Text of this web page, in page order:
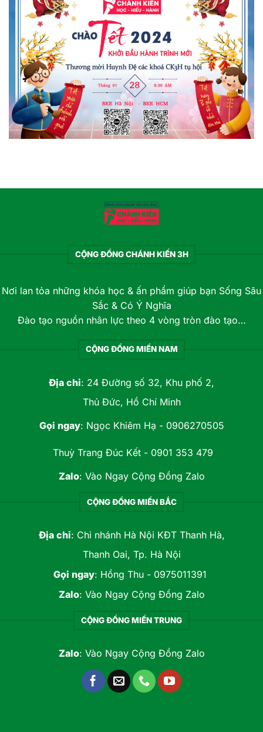
CỘNG ĐỒNG CHÁNH KIẾN 3H
Nơi lan tỏa những khóa học & ấn phẩm giúp bạn Sống Sâu
Sắc & Có Ý Nghĩa
Đào tạo nguồn nhân lực theo 4 vòng tròn đào tạo…
CỘNG ĐỒNG MIỀN NAM
Địa chỉ: 24 Đường số 32, Khu phố 2,
Thủ Đức, Hồ Chí Minh
Gọi ngay: Ngọc Khiêm Hạ - 0906270505
Thuỳ Trang Đúc Kết - 0901 353 479
Zalo: Vào Ngay Cộng Đồng Zalo
CỘNG ĐỒNG MIỀN BẮC
Địa chỉ: Chi nhánh Hà Nội KĐT Thanh Hà,
Thanh Oai, Tp. Hà Nội
Gọi ngay: Hồng Thu - 0975011391
Zalo: Vào Ngay Cộng Đồng Zalo
CỘNG ĐỒNG MIỀN TRUNG
Zalo: Vào Ngay Cộng Đồng Zalo